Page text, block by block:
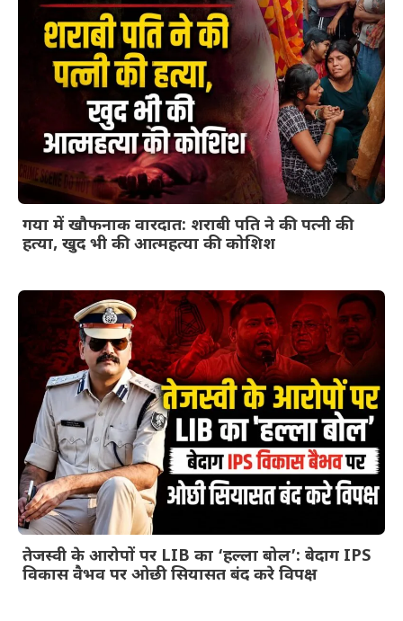
गया में खौफनाक वारदात: शराबी पति ने की पत्नी की
हत्या, खुद भी की आत्महत्या की कोशिश
तेजस्वी के आरोपों पर LIB का ‘हल्ला बोल’: बेदाग IPS
विकास वैभव पर ओछी सियासत बंद करे विपक्ष